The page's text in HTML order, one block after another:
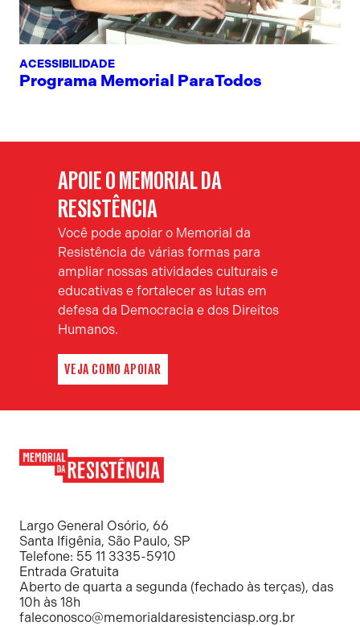
ACESSIBILIDADE
Programa Memorial ParaTodos
APOIE O MEMORIAL DA
RESISTÊNCIA
Você pode apoiar o Memorial da
Resistência de várias formas para
ampliar nossas atividades culturais e
educativas e fortalecer as lutas em
defesa da Democracia e dos Direitos
Humanos.
VEJA COMO APOIAR
Resistência
Largo General Osório, 66
Santa Ifigênia, São Paulo, SP
Telefone: 55 11 3335-5910
Entrada Gratuita
Aberto de quarta a segunda (fechado às terças), das
10h às 18h
faleconosco@memorialdaresistenciasp.org.br